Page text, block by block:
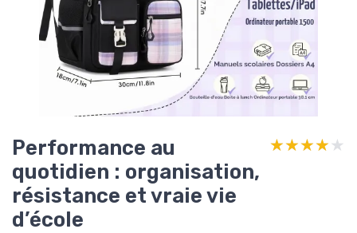
Performance au
quotidien : organisation,
résistance et vraie vie
d’école
★★★★★
★★★★★